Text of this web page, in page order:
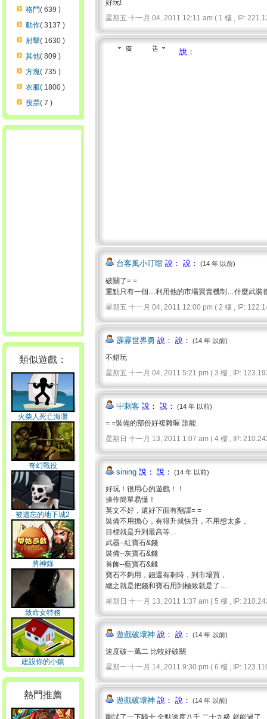
格鬥( 639 )
動作( 3137 )
射擊( 1630 )
其他( 809 )
方塊( 735 )
衣服( 1800 )
投票( 7 )
類似遊戲：
火柴人死亡海灘
奇幻戰役
被遺忘的地下城2
將神錄
致命女特務
建設你的小鎮
熱門推薦
好玩!
星期五 十一月 04, 2011 12:11 am ( 1 樓 , IP:
說：
台客風小叮噹 說： 說： (14 年 以前)
破關了= =
重點只有一個…利用他的市場買賣機制…什麼武
星期五 十一月 04, 2011 12:00 pm ( 2 樓 , IP:
霹靂世界勇 說： 說： (14 年 以前)
不錯玩
星期五 十一月 04, 2011 5:21 pm ( 3 樓 , IP:
屮刺客 說： 說： (14 年 以前)
= =裝備的部份好複雜喔 誰能
星期日 十一月 13, 2011 1:07 am ( 4 樓 , IP:
sining 說： 說： (14 年 以前)
好玩！很用心的遊戲！！
操作簡單易懂！
英文不好，還好下面有翻譯= =
裝備不用擔心，有得升就快升，不用想太多，
目標就是升到最高等…
武器--紅寶石&錢
裝備--灰寶石&錢
首飾--藍寶石&錢
寶石不夠用，錢還有剩時，到市場買，
總之就是把錢和寶石用到極致就是了…
星期日 十一月 13, 2011 1:37 am ( 5 樓 , IP:
遊戲破壞神 說： 說： (14 年 以前)
速度破一萬二 比較好破關
星期一 十一月 14, 2011 9:30 pm ( 6 樓 , IP:
遊戲破壞神 說： 說： (14 年 以前)
剛試了一下騎士 全點速度八千 二十九級 就能過了